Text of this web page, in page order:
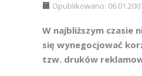
Opublikowano:
W najbliższym czasie
się wynegocjować
tzw. druków